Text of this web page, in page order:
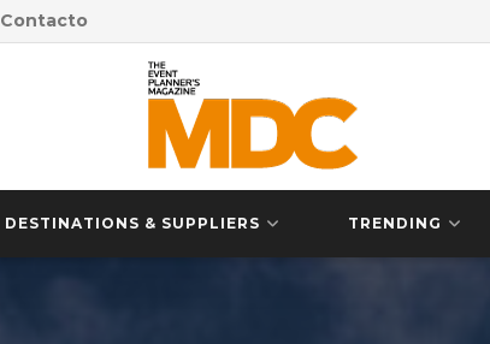
Contacto
DESTINATIONS & SUPPLIERS TRENDING